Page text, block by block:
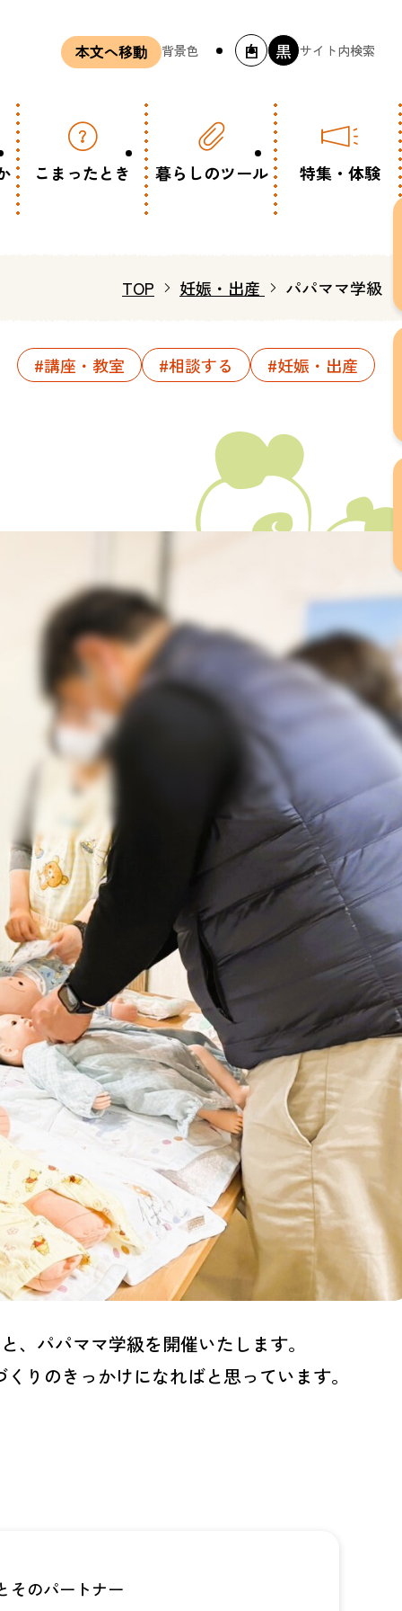
本文へ移動 背景色 白 黒 サイト内検索
こまったとき 暮らしのツール 特集・体験
TOP 妊娠・出産 パパママ学級
#講座・教室 #相談する #妊娠・出産
パパママ学級を開催いたします。
りのきっかけになればと思っています。
そのパートナー